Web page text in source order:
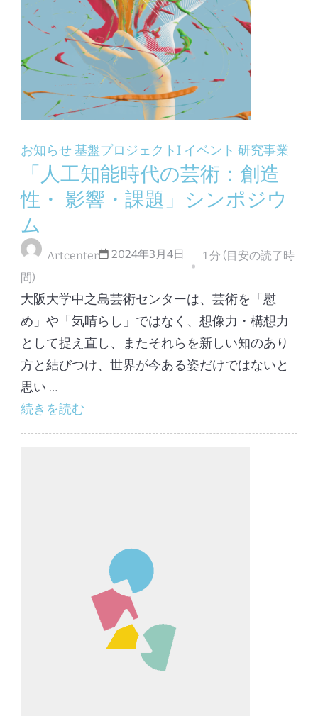
お知らせ基盤プロジェクトI イベント 研究事業
「人工知能時代の芸術：創造
性・ 影響・課題」シンポジウ
ム
Artcenter 2024年3月4日
1 分 (目安の読了時
間)
大阪大学中之島芸術センターは、芸術を「慰
め」や「気晴らし」ではなく、想像力・構想力
として捉え直し、またそれらを新しい知のあり
方と結びつけ、世界が今ある姿だけではないと
思い …
続きを読む